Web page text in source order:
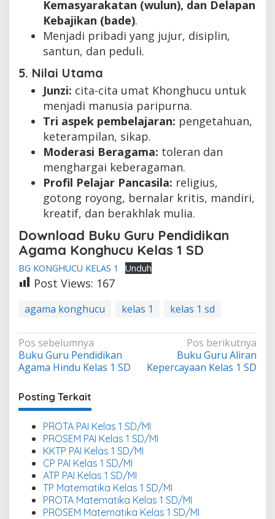
Kemasyarakatan (wulun), dan Delapan
Kebajikan (bade).
Menjadi pribadi yang jujur, disiplin,
santun, dan peduli.
5. Nilai Utama
Junzi: cita-cita umat Khonghucu untuk
menjadi manusia paripurna.
Tri aspek pembelajaran: pengetahuan,
keterampilan, sikap.
Moderasi Beragama: toleran dan
menghargai keberagaman.
Profil Pelajar Pancasila: religius,
gotong royong, bernalar kritis, mandiri,
kreatif, dan berakhlak mulia.
Download Buku Guru Pendidikan
Agama Konghucu Kelas 1 SD
BG KONGHUCU KELAS 1 Unduh
Post Views: 167
agama konghucu kelas 1 kelas 1 sd
Navigasi
pos
Pos sebelumnya
Buku Guru Pendidikan
Agama Hindu Kelas 1 SD
Pos berikutnya
Buku Guru Aliran
Kepercayaan Kelas 1 SD
Posting Terkait
PROTA PAI Kelas 1 SD/MI
PROSEM PAI Kelas 1 SD/MI
KKTP PAI Kelas 1 SD/MI
CP PAI Kelas 1 SD/MI
ATP PAI Kelas 1 SD/MI
TP Matematika Kelas 1 SD/MI
PROTA Matematika Kelas 1 SD/MI
PROSEM Matematika Kelas 1 SD/MI